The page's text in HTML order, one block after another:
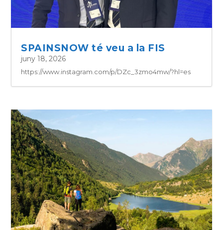
SPAINSNOW té veu a la FIS
juny 18, 2026
https://www.instagram.com/p/DZc_3zmo4mw/?hl=es